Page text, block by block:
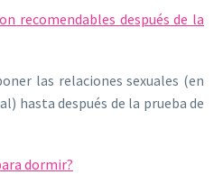
recomendables después de la
las relaciones sexuales (en
hasta después de la prueba de
dormir?